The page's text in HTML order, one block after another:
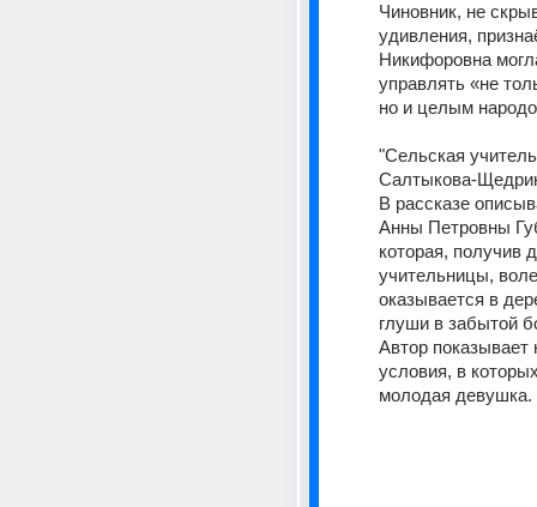
Чиновник, не
удивления,
Никифоровна
управлять «не
но и целым
"Сельская
Салтыкова-
В рассказе
Анны Петровны
которая, получив
учительницы,
оказывается в
глуши в забытой
Автор
условия, в
молодая девушка.